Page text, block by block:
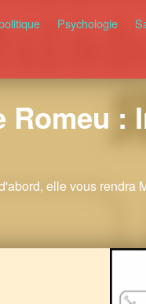
Psychologie
Romeu
elle vous rendra